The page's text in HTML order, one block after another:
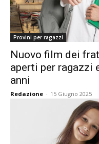
Provini per ragazzi
Nuovo film dei
aperti per ragazzi
anni
Redazione - 15 Giugno 2025